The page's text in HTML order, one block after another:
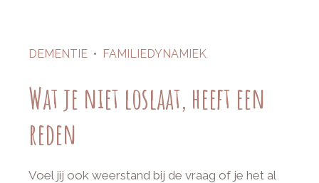
DEMENTIE • FAMILIEDYNAMIEK
Wat je niet loslaat, heeft een
reden
Voel jij ook weerstand bij de vraag of je het al